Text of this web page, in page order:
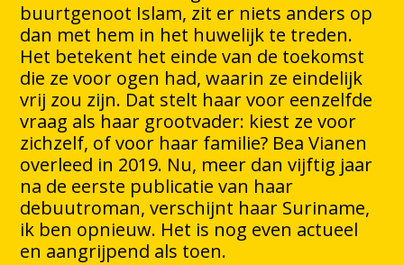
buurtgenoot Islam, zit er niets anders op
dan met hem in het huwelijk te treden.
Het betekent het einde van de toekomst
die ze voor ogen had, waarin ze eindelijk
vrij zou zijn. Dat stelt haar voor eenzelfde
vraag als haar grootvader: kiest ze voor
zichzelf, of voor haar familie? Bea Vianen
overleed in 2019. Nu, meer dan vijftig jaar
na de eerste publicatie van haar
debuutroman, verschijnt haar Suriname,
ik ben opnieuw. Het is nog even actueel
en aangrijpend als toen.